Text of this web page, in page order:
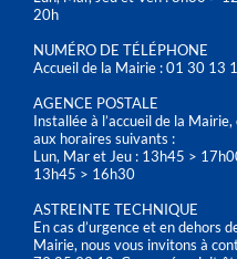
20h
NUMÉRO DE TÉLÉPHONE
Accueil de la Mairie : 01 30 13
AGENCE POSTALE
Installée à l’accueil de la
aux horaires suivants :
Lun, Mar et Jeu : 13h45 >
13h45 > 16h30
ASTREINTE TECHNIQUE
En cas d’urgence et en dehors
Mairie, nous vous invitons à